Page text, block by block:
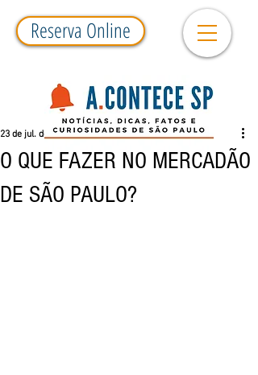
Reserva Online
O QUE FAZER NO MERCADÃO
DE SÃO PAULO?
23 de jul. de 2019 3 min de leitura